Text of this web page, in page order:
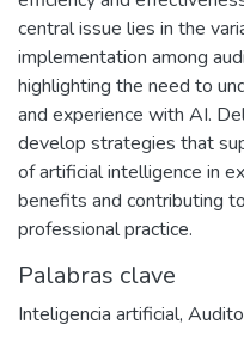
central issue lies in the
implementation among
highlighting the need to
and experience with AI.
develop strategies that
of artificial intelligence in
benefits and contributing
professional practice.
Palabras clave
Inteligencia artificial,